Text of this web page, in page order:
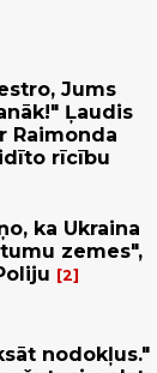
Jums
Ļaudis
Raimonda
rīcību
ka Ukraina
zemes",
2
nodokļus."